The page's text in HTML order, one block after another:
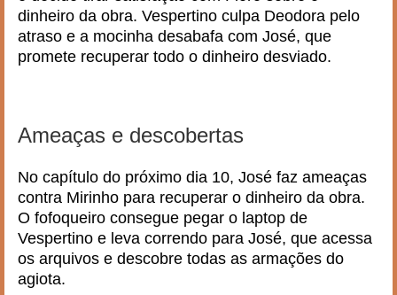
dinheiro da obra. Vespertino culpa Deodora pelo
atraso e a mocinha desabafa com José, que
promete recuperar todo o dinheiro desviado.
Ameaças e descobertas
No capítulo do próximo dia 10, José faz ameaças
contra Mirinho para recuperar o dinheiro da obra.
O fofoqueiro consegue pegar o laptop de
Vespertino e leva correndo para José, que acessa
os arquivos e descobre todas as armações do
agiota.